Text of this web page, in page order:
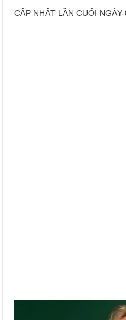
CẬP NHẬT LẦN CUỐI